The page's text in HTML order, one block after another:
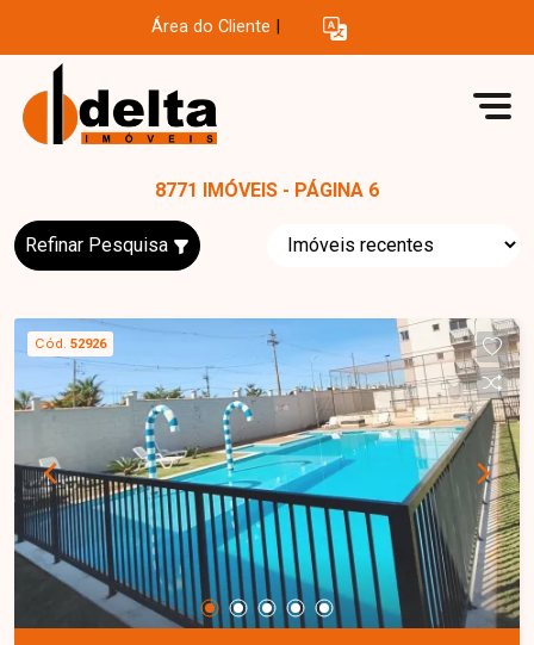
Área do Cliente
8771 IMÓVEIS - PÁGINA 6
Refinar Pesquisa
Cód. 52926